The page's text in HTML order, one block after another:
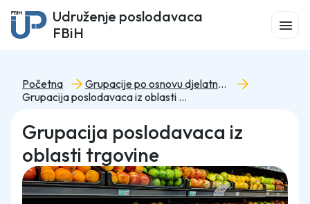
Udruženje poslodavaca
FBiH
Početna
Grupacije po osnovu djelatnosti
Grupacija poslodavaca iz oblasti trgovine
Grupacija poslodavaca iz
oblasti trgovine